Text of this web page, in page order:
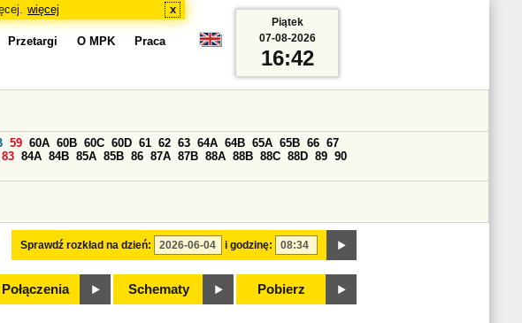
więcej x
Przetargi O MPK Praca
Sprawdź rozkład na dzień: i godzinę:
59 60A 60B 60C 60D 61 62 63 64A 64B 65A 65B 66 67
83 84A 84B 85A 85B 86 87A 87B 88A 88B 88C 88D 89 90
Połączenia Schematy Pobierz
Piątek
07-08-2026
16:42